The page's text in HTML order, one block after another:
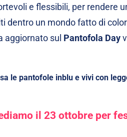
e flessibili, per rendere
dentro un mondo fatto di
aggiornato sul Pantofola Day
le pantofole inblu e vivi con
il 23 ottobre per